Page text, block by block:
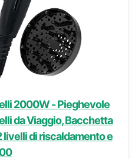
2000W - Pieghevole
da Viaggio, Bacchetta
livelli di riscaldamento e